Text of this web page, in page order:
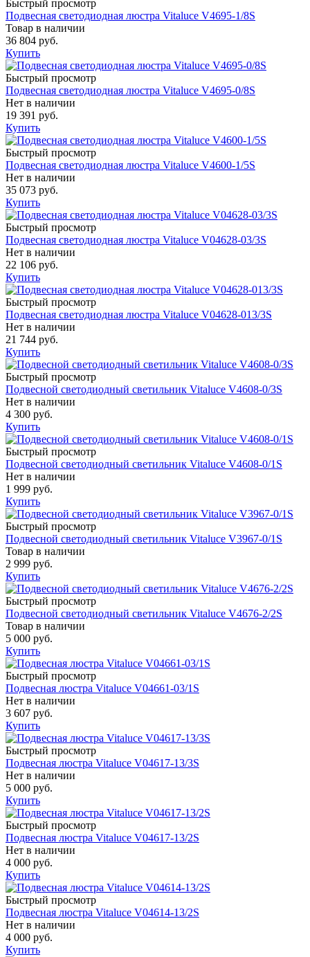
Быстрый просмотр
Подвесная светодиодная люстра Vitaluce V4695-1/8S
Товар в наличии
36 804 руб.
Купить
Быстрый просмотр
Подвесная светодиодная люстра Vitaluce V4695-0/8S
Нет в наличии
19 391 руб.
Купить
Быстрый просмотр
Подвесная светодиодная люстра Vitaluce V4600-1/5S
Нет в наличии
35 073 руб.
Купить
Быстрый просмотр
Подвесная светодиодная люстра Vitaluce V04628-03/3S
Нет в наличии
22 106 руб.
Купить
Быстрый просмотр
Подвесная светодиодная люстра Vitaluce V04628-013/3S
Нет в наличии
21 744 руб.
Купить
Быстрый просмотр
Подвесной светодиодный светильник Vitaluce V4608-0/3S
Нет в наличии
4 300 руб.
Купить
Быстрый просмотр
Подвесной светодиодный светильник Vitaluce V4608-0/1S
Нет в наличии
1 999 руб.
Купить
Быстрый просмотр
Подвесной светодиодный светильник Vitaluce V3967-0/1S
Товар в наличии
2 999 руб.
Купить
Быстрый просмотр
Подвесной светодиодный светильник Vitaluce V4676-2/2S
Товар в наличии
5 000 руб.
Купить
Быстрый просмотр
Подвесная люстра Vitaluce V04661-03/1S
Нет в наличии
3 607 руб.
Купить
Быстрый просмотр
Подвесная люстра Vitaluce V04617-13/3S
Нет в наличии
5 000 руб.
Купить
Быстрый просмотр
Подвесная люстра Vitaluce V04617-13/2S
Нет в наличии
4 000 руб.
Купить
Быстрый просмотр
Подвесная люстра Vitaluce V04614-13/2S
Нет в наличии
4 000 руб.
Купить